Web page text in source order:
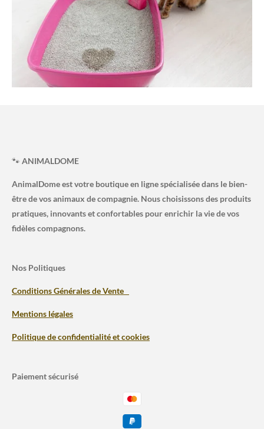
🐾 ANIMALDOME
AnimalDome est votre boutique en ligne spécialisée dans le bien-
être de vos animaux de compagnie. Nous choisissons des produits
pratiques, innovants et confortables pour enrichir la vie de vos
fidèles compagnons.
Nos Politiques
Conditions Générales de Vente
Mentions légales
Politique de confidentialité et cookies
Paiement sécurisé